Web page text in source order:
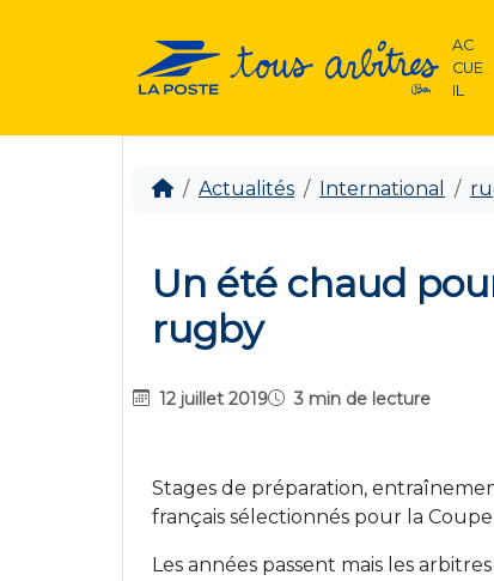
AC
CUE
IL
Actualités International
Un été chaud
rugby
12 juillet 2019 3 min de lecture
Stages de préparation,
français sélectionnés pour la
Les années passent mais les